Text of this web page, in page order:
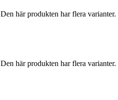
Den här produkten har flera
Den här produkten har flera